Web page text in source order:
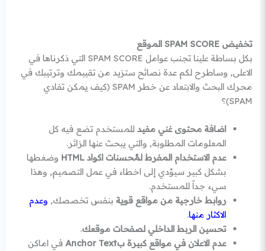
تخفيض SPAM SCORE الموقع
بكل بساطة علينا تجنب عوامل SPAM SCORE التي ذكرناها في
الاعلى, وساطرح لكم عدة نصائح ستزيد من تقييمك وترتيبك في
محرك البحث والابتعاد عن خطر SPAM (كيف يمكن تفادي
SPAM)؟
اضافة محتوى غني مفيد للمستخدم تضع فيه كل
المعلومات المطلوبة, والتي يبحث عنها الزائر.
عدم الاستخدام المفرط لمُحسنات اكواد HTML
وضغطها
بشكل كبير سيؤدي إلى اخطاء في عمل التصميم, وهذا
سيء جداً للمستخدم.
روابط خارجية من مواقع قوية بنفس تخصصك, وعدم
الاكثار منها.
تحسين الربط الداخلي لصفحات موقعك.
عدم الاعلان في مواقع كبيرة بAnchor Text
في اماكن